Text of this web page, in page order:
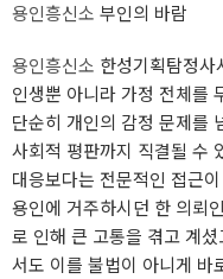
용인흥신소 부인의 바람
용인흥신소 한성기획탐정
인생뿐 아니라 가정 전체를
단순히 개인의 감정 문제를
사회적 평판까지 직결될 수
대응보다는 전문적인 접근
용인에 거주하시던 한 의뢰
로 인해 큰 고통을 겪고 계
서도 이를 불법이 아니게 바